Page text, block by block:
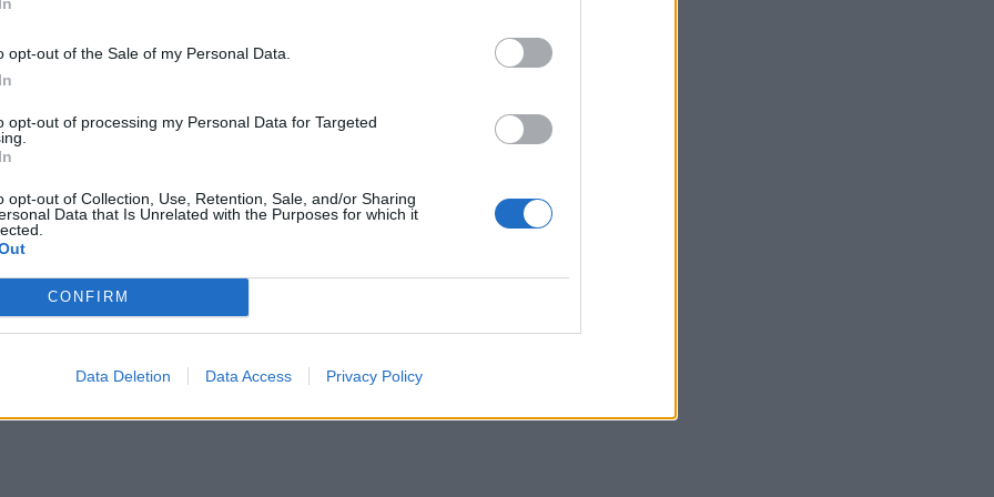
opt-out of the Sale of my Personal Data.
opt-out of processing my Personal Data for Targeted
opt-out of Collection, Use, Retention, Sale, and/or Sharing
Data that Is Unrelated with the Purposes for which it
CONFIRM
Data Deletion Data Access Privacy Policy